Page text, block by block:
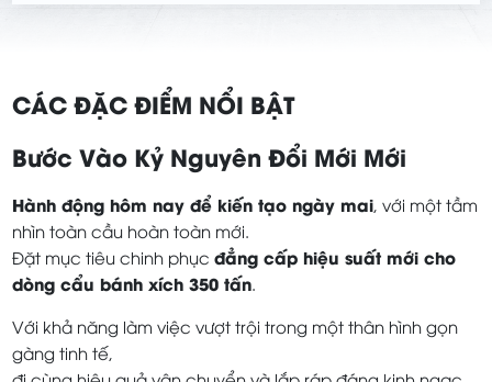
CÁC ĐẶC ĐIỂM NỔI BẬT
Bước Vào Kỷ Nguyên Đổi Mới Mới
Hành động hôm nay để kiến tạo ngày mai , với một tầm
nhìn toàn cầu hoàn toàn mới.
Đặt mục tiêu chinh phụcđẳng cấp hiệu suất mới cho
dòng cẩu bánh xích 350 tấn
Với khả năng làm việc vượt trội trong một thân hình gọn
gàng tinh tế,